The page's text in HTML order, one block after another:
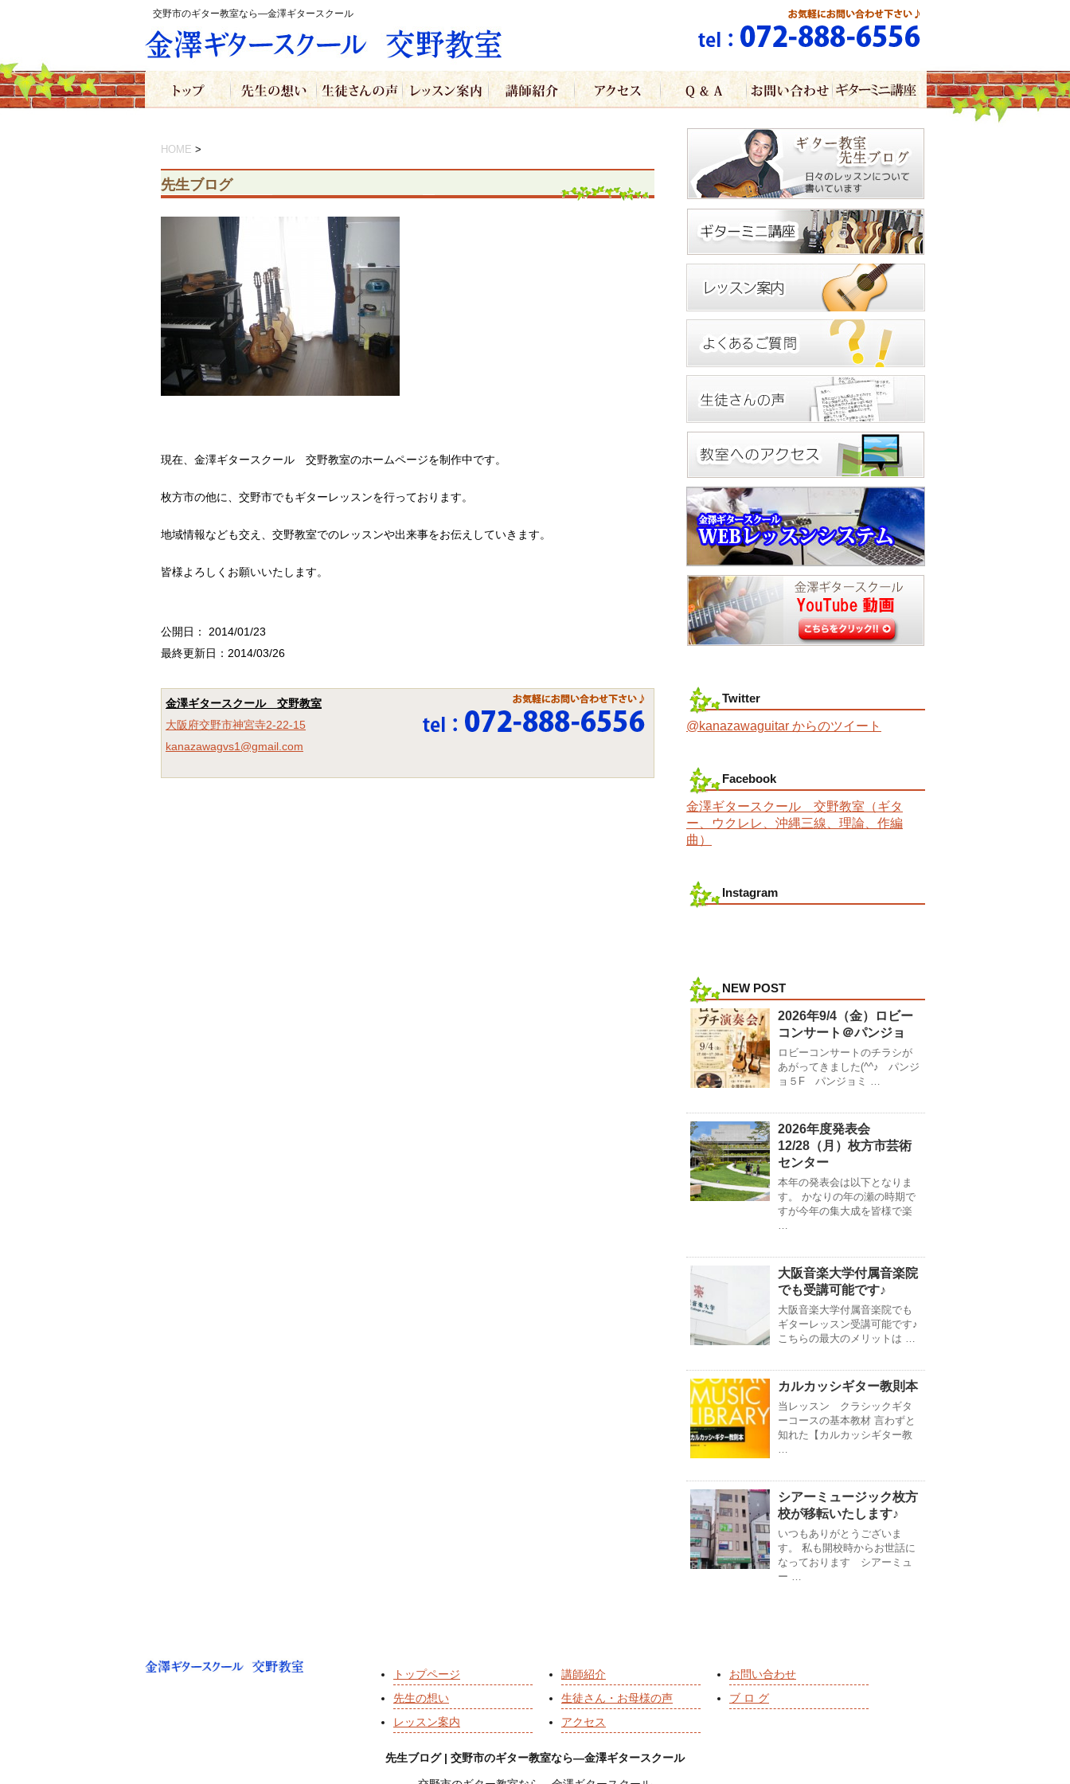
交野市のギター教室なら―金澤ギタースクール
HOME >
先生ブログ
現在、金澤ギタースクール 交野教室のホームページを制作中です。
枚方市の他に、交野市でもギターレッスンを行っております。
地域情報なども交え、交野教室でのレッスンや出来事をお伝えしていきます。
皆様よろしくお願いいたします。
公開日： 2014/01/23
最終更新日：2014/03/26
金澤ギタースクール 交野教室
大阪府交野市神宮寺2-22-15
kanazawagvs1@gmail.com
Twitter
@kanazawaguitar からのツイート
Facebook
金澤ギタースクール 交野教室（ギタ
ー、ウクレレ、沖縄三線、理論、作編
曲）
Instagram
NEW POST
2026年9/4（金）ロビー
コンサート＠パンジョ
ロビーコンサートのチラシが
あがってきました(^^♪ パンジ
ョ５F パンジョミ …
2026年度発表会
12/28（月）枚方市芸術
センター
本年の発表会は以下となりま
す。 かなりの年の瀬の時期で
すが今年の集大成を皆様で楽
…
大阪音楽大学付属音楽院
でも受講可能です♪
大阪音楽大学付属音楽院でも
ギターレッスン受講可能です♪
こちらの最大のメリットは …
カルカッシギター教則本
当レッスン クラシックギタ
ーコースの基本教材 言わずと
知れた【カルカッシギター教
…
シアーミュージック枚方
校が移転いたします♪
いつもありがとうございま
す。 私も開校時からお世話に
なっております シアーミュ
ー …
トップページ
先生の想い
レッスン案内
講師紹介
生徒さん・お母様の声
アクセス
お問い合わせ
ブ ロ グ
先生ブログ | 交野市のギター教室なら―金澤ギタースクール